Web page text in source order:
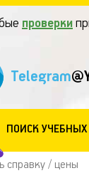
проверки
Telegram
ПОИСК
справку / цены